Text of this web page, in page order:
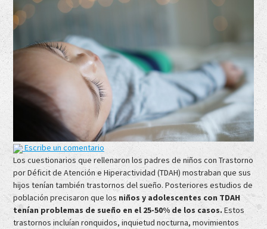
Escribe un comentario
Los cuestionarios que rellenaron los padres de niños con Trastorno
por Déficit de Atención e Hiperactividad (TDAH) mostraban que sus
hijos tenían también trastornos del sueño. Posteriores estudios de
población precisaron que los niños y adolescentes con TDAH
tenían problemas de sueño en el 25-50% de los casos.Estos
trastornos incluían ronquidos, inquietud nocturna, movimientos